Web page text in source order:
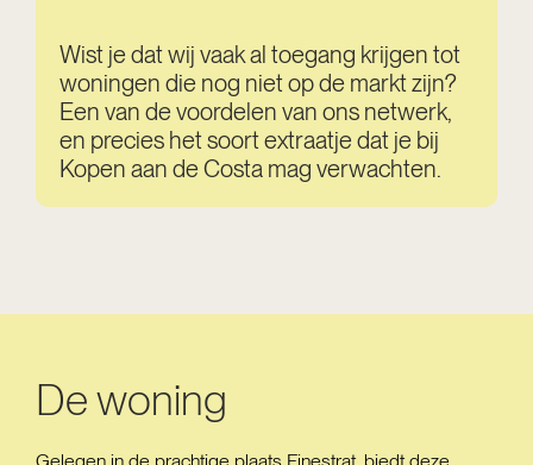
Wist je dat wij vaak al toegang krijgen tot
woningen die nog niet op de markt zijn?
Een van de voordelen van ons netwerk,
en precies het soort extraatje dat je bij
Kopen aan de Costa mag verwachten.
De woning